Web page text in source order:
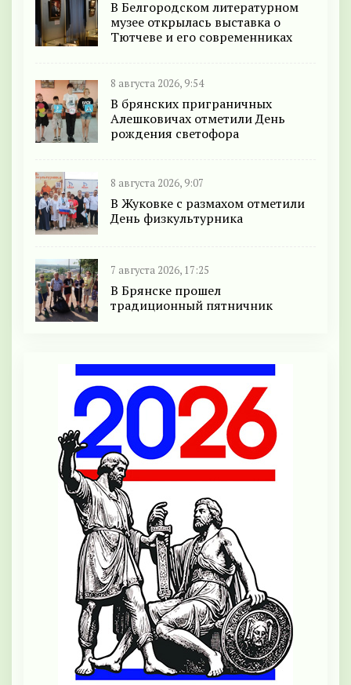
В Белгородском литературном
музее открылась выставка о
Тютчеве и его современниках
8 августа 2026, 9:54
В брянских приграничных
Алешковичах отметили День
рождения светофора
8 августа 2026, 9:07
В Жуковке с размахом отметили
День физкультурника
7 августа 2026, 17:25
В Брянске прошел
традиционный пятничник